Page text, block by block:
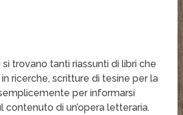
trovano tanti riassunti di libri che
ricerche, scritture di tesine per la
per informarsi
di un’opera letteraria.